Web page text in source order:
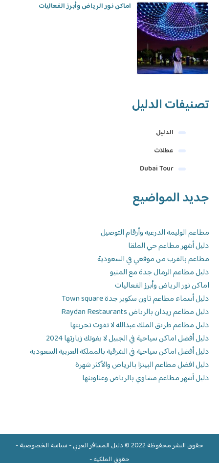
اماكن نور الرياض وأبرز الفعاليات
تصنيفات الدليل
الدليل
عطلات
Dubai Tour
جديد المواضيع
مطاعم الوليمة الدرعية وأرقام التوصيل
دليل أشهر مطاعم حي الملقا
مطاعم بالقرب من موقعي في السعودية
دليل مطاعم الرمال جدة مع المنيو
اماكن نور الرياض وأبرز الفعاليات
دليل أسماء مطاعم تاون سكوير جدة Town square
دليل مطاعم ريدان بالرياض Raydan Restaurants
دليل مطاعم طريق الملك عبدالله لا تفوت تجربتها
دليل أفضل اماكن سياحية في الجبيل لا يفوتك زيارتها 2024
دليل أفضل اماكن سياحية في الشرقية بالمملكة العربية السعودية
دليل افضل مطاعم البيتزا بالرياض والأكثر شهرة
دليل أشهر مطاعم مشاوي بالرياض وعناوينها
حقوق النشر محفوظة 2022 © دليل المسافر العربي-سياسة الخصوصية-
حقوق الملكية-